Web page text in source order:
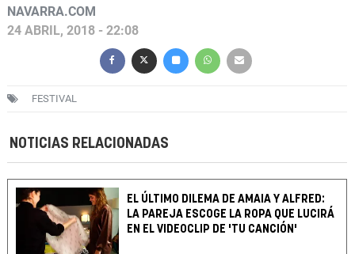
NAVARRA.COM
24 ABRIL, 2018 - 22:08
FESTIVAL
NOTICIAS RELACIONADAS
EL ÚLTIMO DILEMA DE AMAIA Y ALFRED:
LA PAREJA ESCOGE LA ROPA QUE LUCIRÁ
EN EL VIDEOCLIP DE 'TU CANCIÓN'